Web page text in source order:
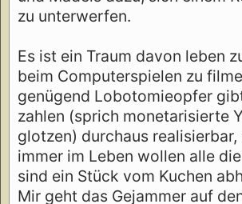
zu unterwerfen.
Es ist ein Traum davon leben
beim Computerspielen zu
genügend Lobotomieopfer
zahlen (sprich monetarisierte
glotzen) durchaus
immer im Leben wollen alle
sind ein Stück vom Kuchen
Mir geht das Gejammer auf